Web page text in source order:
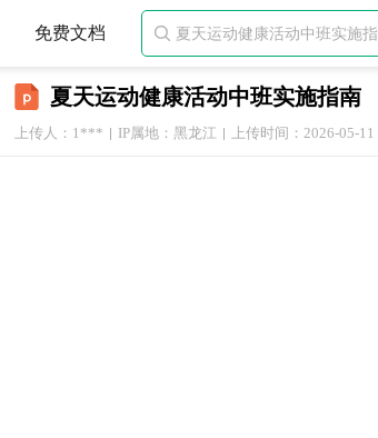
免费文档 
夏天运动健康活动中班实施指南
上传人：1*** IP属地：黑龙江 上传时间：2026-05-11